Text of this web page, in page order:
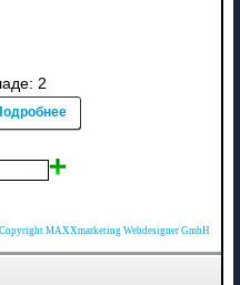
2
Copyright MAXXmarketing Webdesigner GmbH